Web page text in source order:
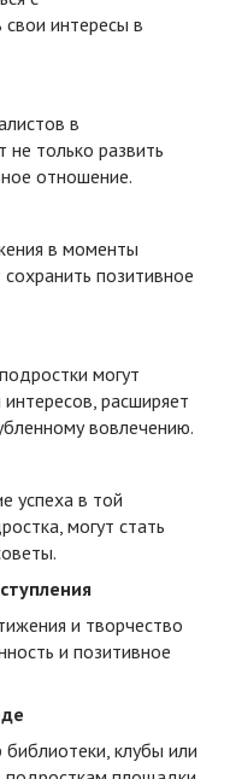
интересы в
в
не только развить
отношение.
в моменты
позитивное
могут
расширяет
вовлечению.
успеха в той
могут стать
и творчество
и позитивное
клубы или